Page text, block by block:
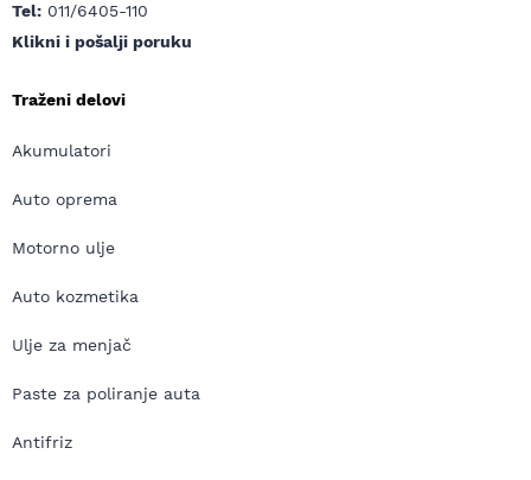
Tel: 011/6405-110
Klikni i pošalji poruku
Traženi delovi
Akumulatori
Auto oprema
Motorno ulje
Auto kozmetika
Ulje za menjač
Paste za poliranje auta
Antifriz